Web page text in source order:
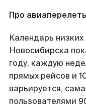
Про
Календарь
Новосибирска
году, каждую
прямых рейсов и
варьируется,
пользователями